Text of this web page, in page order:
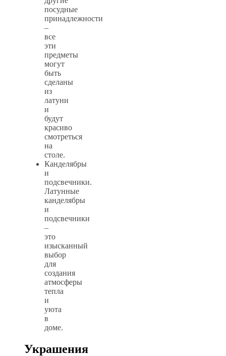
посудные
принадлежности
–
все
эти
предметы
могут
быть
сделаны
из
латуни
и
будут
красиво
смотреться
на
столе.
Канделябры
и
подсвечники.
Латунные
канделябры
и
подсвечники
–
это
изысканный
выбор
для
создания
атмосферы
тепла
и
уюта
в
доме.
Украшения